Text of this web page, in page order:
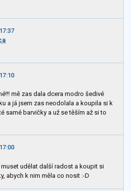
mě zas dala dcera modro šedivé
a já jsem zas neodolala a koupila si k
samé barvičky a už se těším až si to
udělat další radost a koupit si
abych k nim měla co nosit :-D